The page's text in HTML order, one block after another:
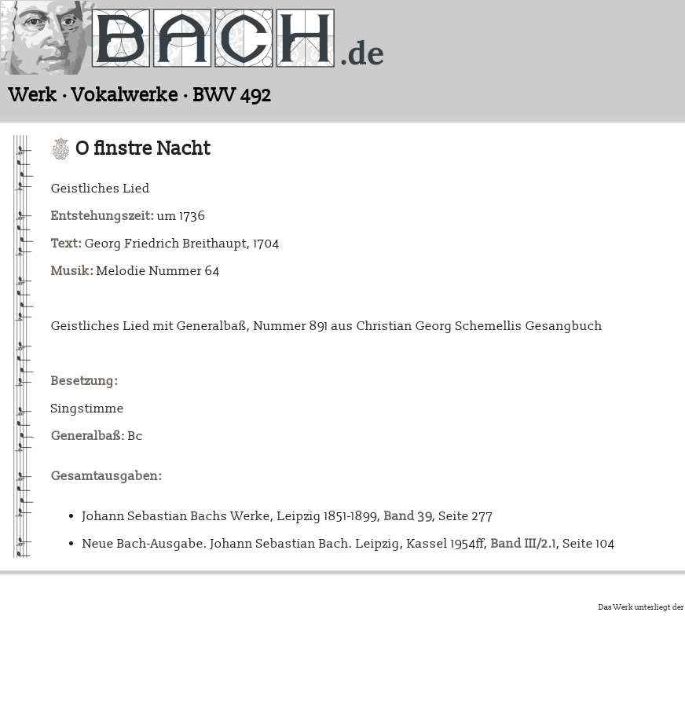
Werk · Vokalwerke · BWV 492
O finstre Nacht
Geistliches Lied
Entstehungszeit: um 1736
Text: Georg Friedrich Breithaupt, 1704
Musik: Melodie Nummer 64
Geistliches Lied mit Generalbaß, Nummer 891 aus Christian Georg Schemellis Gesangbuch
Besetzung:
Singstimme
Generalbaß: Bc
Gesamtausgaben:
Johann Sebastian Bachs Werke, Leipzig 1851-1899, Band 39, Seite 277
Neue Bach-Ausgabe. Johann Sebastian Bach. Leipzig, Kassel 1954ff, Band III/2.1, Seite 104
Das Werk unterliegt der